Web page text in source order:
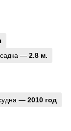
— 2.8 м.
— 2010 год